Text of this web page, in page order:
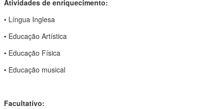
Atividades de enriquecimento:
• Língua Inglesa
• Educação Artística
• Educação Física
• Educação musical
Facultativo: